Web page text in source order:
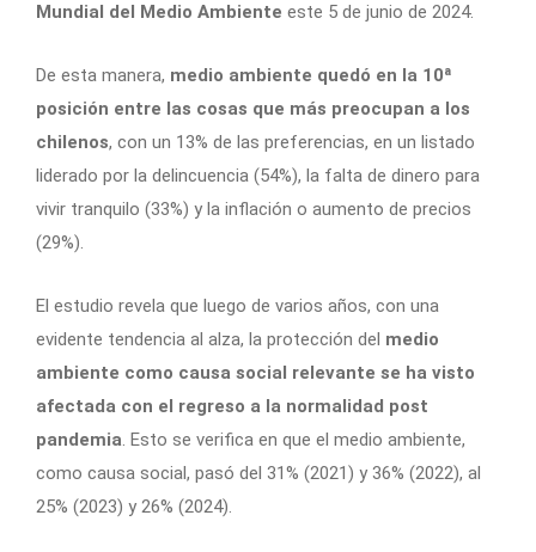
Mundial del Medio Ambiente este 5 de junio de 2024.
De esta manera, medio ambiente quedó en la 10ª
posición entre las cosas que más preocupan a los
chilenos, con un 13% de las preferencias, en un listado
liderado por la delincuencia (54%), la falta de dinero para
vivir tranquilo (33%) y la inflación o aumento de precios
(29%).
El estudio revela que luego de varios años, con una
evidente tendencia al alza, la protección del medio
ambiente como causa social relevante se ha visto
afectada con el regreso a la normalidad post
pandemia. Esto se verifica en que el medio ambiente,
como causa social, pasó del 31% (2021) y 36% (2022), al
25% (2023) y 26% (2024).